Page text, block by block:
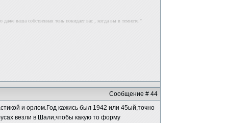
ваша собственная тень покидает вас , когда вы в темноте."
Сообщение # 44
и орлом.Год кажись был 1942 или 45ый,точно
везли в Шали,чтобы какую то форму